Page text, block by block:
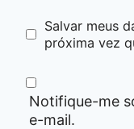
Salvar meus
próxima vez
Notifique-me
e-mail.